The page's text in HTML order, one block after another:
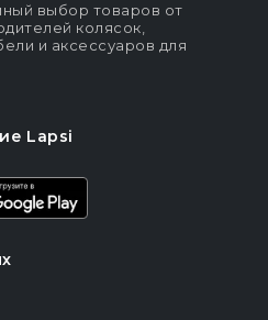
выбор товаров от
колясок,
и аксессуаров для
Lapsi